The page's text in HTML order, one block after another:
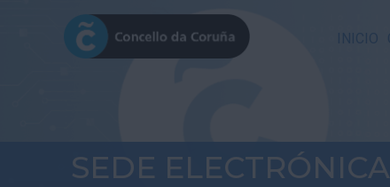
INICIO
SEDE ELECTRÓNICA